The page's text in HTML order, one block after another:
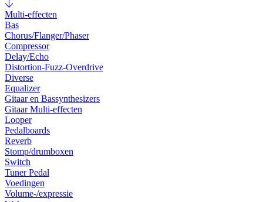
Multi-effecten
Bas
Chorus/Flanger/Phaser
Compressor
Delay/Echo
Distortion-Fuzz-Overdrive
Diverse
Equalizer
Gitaar en Bassynthesizers
Gitaar Multi-effecten
Looper
Pedalboards
Reverb
Stomp/drumboxen
Switch
Tuner Pedal
Voedingen
Volume-/expressie